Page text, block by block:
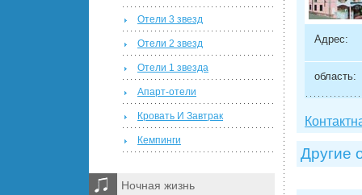
Адрес:
область:
Другие
Отели 3 звезд
Отели 2 звезд
Отели 1 звезда
Апарт-отели
Кровать И Завтрак
Кемпинги
Ночная жизнь